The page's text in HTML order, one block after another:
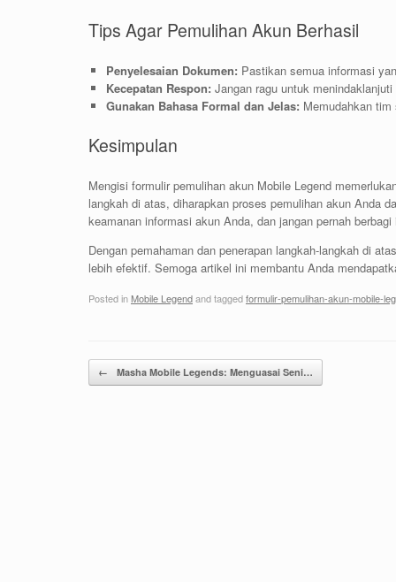
Tips Agar Pemulihan Akun Berhasil
Penyelesaian Dokumen: Pastikan semua informasi
Kecepatan Respon: Jangan ragu untuk
Gunakan Bahasa Formal dan Jelas: Memudahkan
Kesimpulan
Mengisi formulir pemulihan akun Mobile Legend
langkah di atas, diharapkan proses pemulihan akun Anda
keamanan informasi akun Anda, dan jangan pernah
Dengan pemahaman dan penerapan langkah-langkah di
lebih efektif. Semoga artikel ini membantu Anda
Posted in Mobile Legendand taggedformulir-pemulihan-akun-mobile-
Post navigation
← Masha Mobile Legends: Menguasai Seni…